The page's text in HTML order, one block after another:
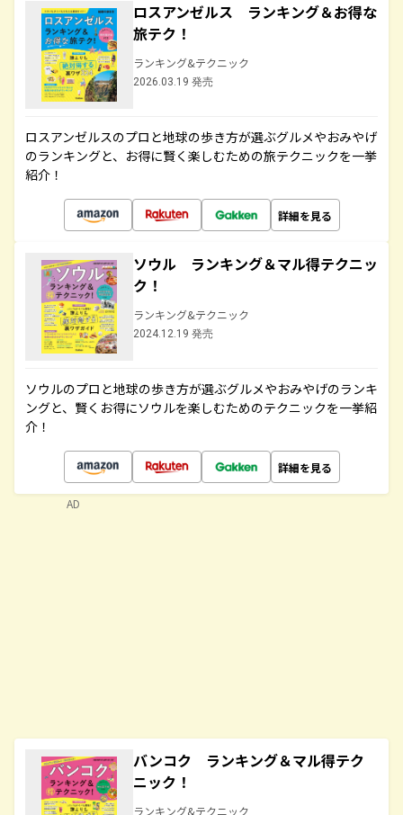
ロスアンゼルス ランキング＆お得な
旅テク！
ランキング&テクニック
2026.03.19 発売
ロスアンゼルスのプロと地球の歩き方が選ぶグルメやおみやげ
のランキングと、お得に賢く楽しむための旅テクニックを一挙
紹介！
詳細を見る
ソウル ランキング＆マル得テクニッ
ク！
ランキング&テクニック
2024.12.19 発売
ソウルのプロと地球の歩き方が選ぶグルメやおみやげのランキ
ングと、賢くお得にソウルを楽しむためのテクニックを一挙紹
介！
詳細を見る
バンコク ランキング＆マル得テク
ニック！
ランキング&テクニック
AD